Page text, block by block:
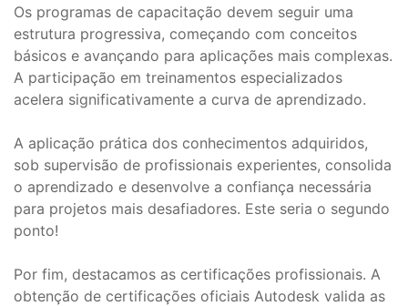
Os programas de capacitação devem seguir uma
estrutura progressiva, começando com conceitos
básicos e avançando para aplicações mais complexas.
A participação em treinamentos especializados
acelera significativamente a curva de aprendizado.
A aplicação prática dos conhecimentos adquiridos,
sob supervisão de profissionais experientes, consolida
o aprendizado e desenvolve a confiança necessária
para projetos mais desafiadores. Este seria o segundo
ponto!
Por fim, destacamos as certificações profissionais. A
obtenção de certificações oficiais Autodesk valida as